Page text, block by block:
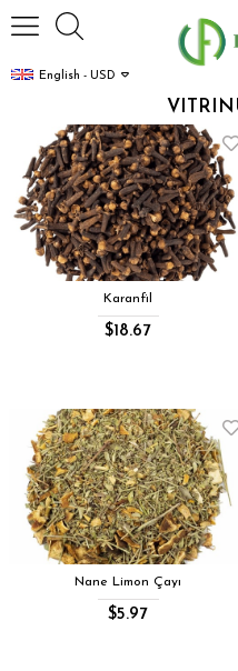
English - USD
Karanfil
$18.67
Nane Limon Çayı
$5.97